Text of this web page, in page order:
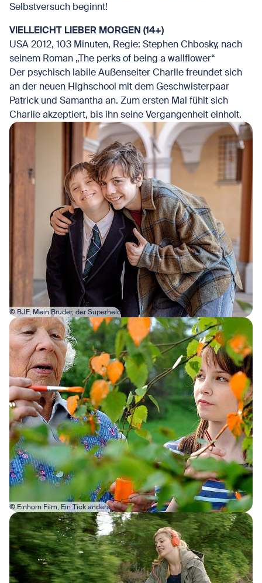
Selbstversuch beginnt!
VIELLEICHT LIEBER MORGEN (14+)
USA 2012, 103 Minuten, Regie: Stephen Chbosky, nach
seinem Roman „The perks of being a wallflower“
Der psychisch labile Außenseiter Charlie freundet sich
an der neuen Highschool mit dem Geschwisterpaar
Patrick und Samantha an. Zum ersten Mal fühlt sich
Charlie akzeptiert, bis ihn seine Vergangenheit einholt.
Bild in Lightbox öffnen
© BJF, Mein Bruder, der Superheld
Bild in Lightbox öffnen
© Einhorn Film, Ein Tick anders
Bild in Lightbox öffnen